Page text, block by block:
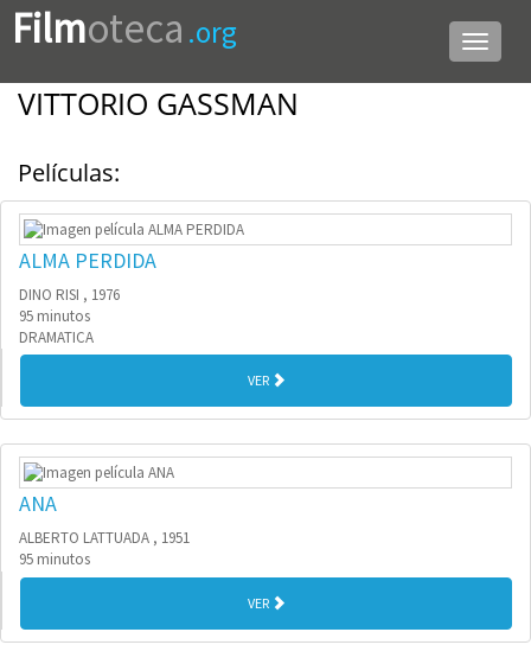
Menú
de
Filmoteca .org
VITTORIO GASSMAN
Películas:
ALMA PERDIDA
DINO RISI , 1976
95 minutos
DRAMATICA
VER
ANA
ALBERTO LATTUADA , 1951
95 minutos
VER